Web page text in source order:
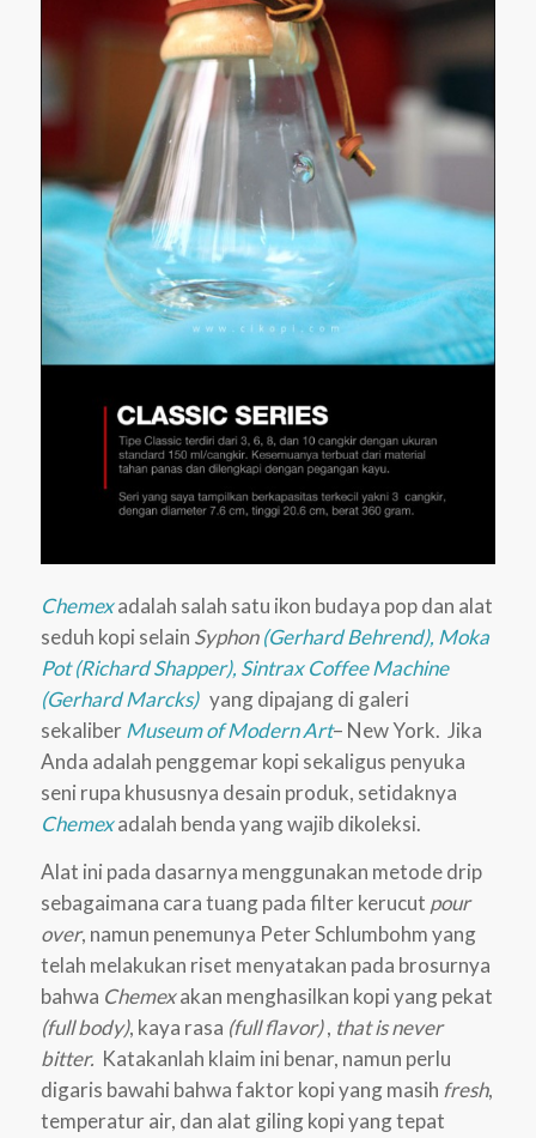
Chemex adalah salah satu ikon budaya pop dan alat
seduh kopi selain Syphon (Gerhard Behrend), Moka
Pot (Richard Shapper), Sintrax Coffee Machine
(Gerhard Marcks) yang dipajang di galeri
sekaliberMuseum of Modern Art– New York. Jika
Anda adalah penggemar kopi sekaligus penyuka
seni rupa khususnya desain produk, setidaknya
Chemexadalah benda yang wajib dikoleksi.
Alat ini pada dasarnya menggunakan metode drip
sebagaimana cara tuang pada filter kerucut pour
over, namun penemunya Peter Schlumbohm yang
telah melakukan riset menyatakan pada brosurnya
bahwa Chemexakan menghasilkan kopi yang pekat
(full body), kaya rasa (full flavor), that is never
bitter. Katakanlah klaim ini benar, namun perlu
digaris bawahi bahwa faktor kopi yang masih fresh,
temperatur air, dan alat giling kopi yang tepat